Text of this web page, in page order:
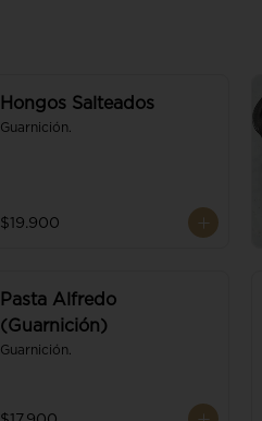
Hongos Salteados
Guarnición.
$19.900
Pasta Alfredo
(Guarnición)
Guarnición.